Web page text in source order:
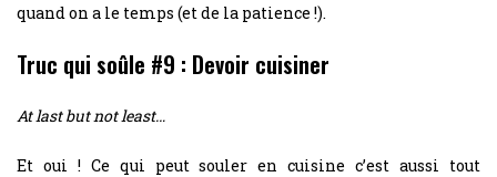
quand on a le temps (et de la patience !).
Truc qui soûle #9 : Devoir cuisiner
At last but not least…
Et oui ! Ce qui peut souler en cuisine c’est aussi tout